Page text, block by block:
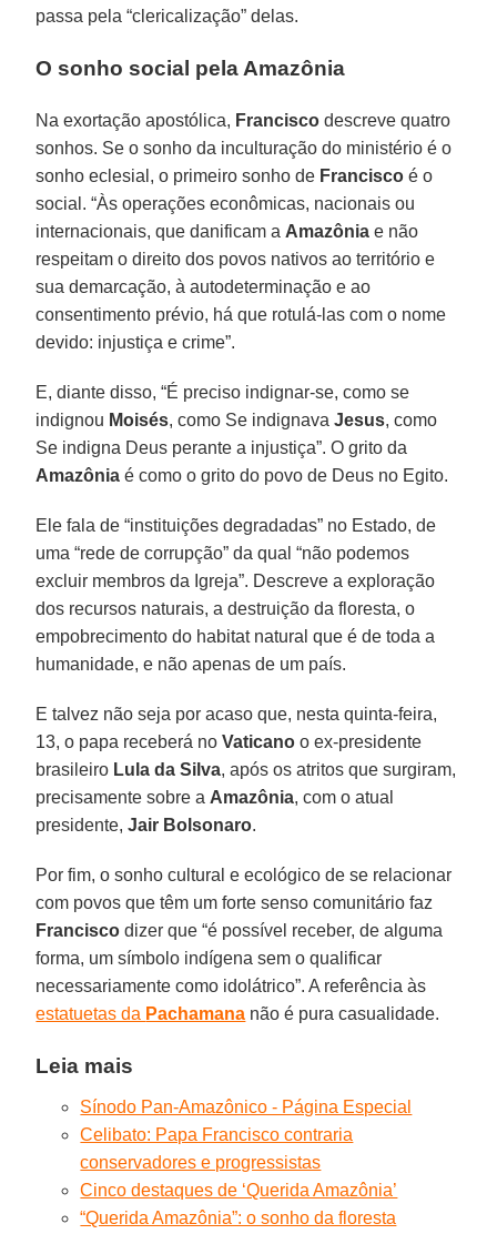
passa pela “clericalização” delas.
O sonho social pela Amazônia
Na exortação apostólica, Francisco descreve quatro
sonhos. Se o sonho da inculturação do ministério é o
sonho eclesial, o primeiro sonho de Francisco é o
social. “Às operações econômicas, nacionais ou
internacionais, que danificam a Amazônia e não
respeitam o direito dos povos nativos ao território e
sua demarcação, à autodeterminação e ao
consentimento prévio, há que rotulá-las com o nome
devido: injustiça e crime”.
E, diante disso, “É preciso indignar-se, como se
indignou Moisés, como Se indignavaJesus, como
Se indigna Deus perante a injustiça”. O grito da
Amazônia é como o grito do povo de Deus no Egito.
Ele fala de “instituições degradadas” no Estado, de
uma “rede de corrupção” da qual “não podemos
excluir membros da Igreja”. Descreve a exploração
dos recursos naturais, a destruição da floresta, o
empobrecimento do habitat natural que é de toda a
humanidade, e não apenas de um país.
E talvez não seja por acaso que, nesta quinta-feira,
13, o papa receberá noVaticano o ex-presidente
brasileiro Lula da Silva, após os atritos que surgiram,
precisamente sobre a Amazônia, com o atual
presidente,Jair Bolsonaro.
Por fim, o sonho cultural e ecológico de se relacionar
com povos que têm um forte senso comunitário faz
Francisco dizer que “é possível receber, de alguma
forma, um símbolo indígena sem o qualificar
necessariamente como idolátrico”. A referência às
estatuetas da Pachamana não é pura casualidade.
Leia mais
Sínodo Pan-Amazônico - Página Especial
Celibato: Papa Francisco contraria
conservadores e progressistas
Cinco destaques de ‘Querida Amazônia’
“Querida Amazônia”: o sonho da floresta